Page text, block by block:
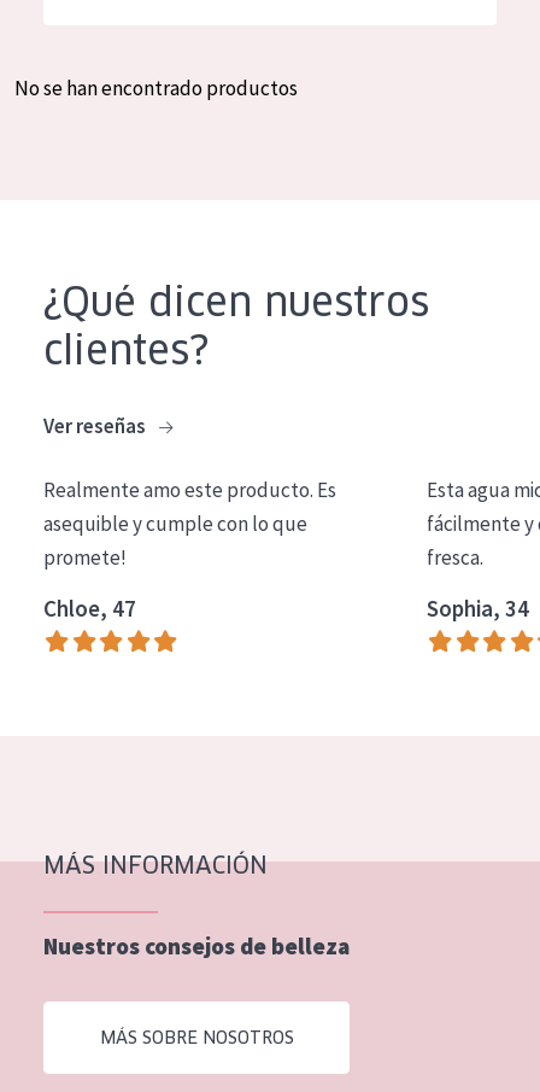
Crema de día
Crema de noche
Limpieza
COLECCIÓN
Essentials
Lift+
Piel normal y seca
Piel mixata o grasa
Piel madura
Piel expuesta al sol
Piel menopáusica
Spanish
No se han encontrado productos
¿Qué dicen nuestros
clientes?
Ver reseñas
Realmente amo este producto. Es
asequible y cumple con lo que
promete!
Chloe, 47
Esta agua
fácilmente y
fresca.
Sophia, 34
MÁS INFORMACIÓN
Nuestros consejos de belleza
MÁS SOBRE NOSOTROS